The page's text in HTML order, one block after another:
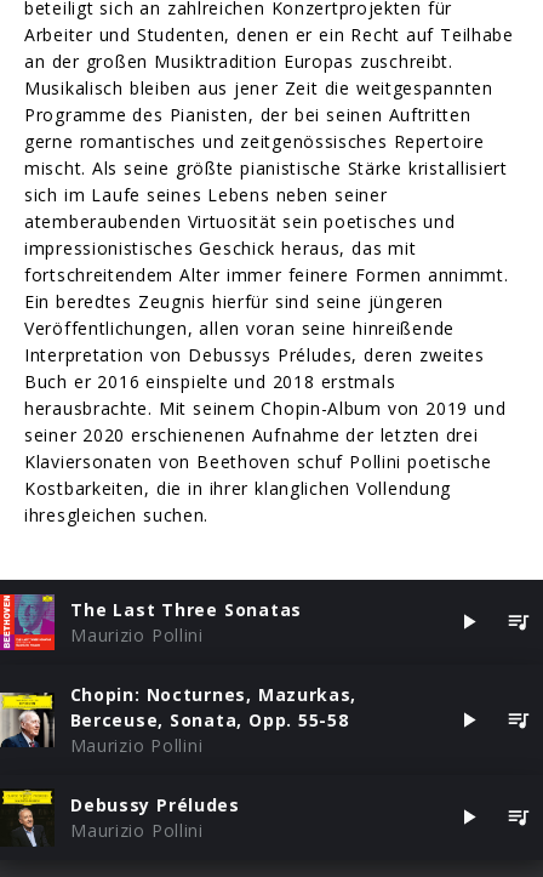
beteiligt sich an zahlreichen Konzertprojekten für
Arbeiter und Studenten, denen er ein Recht auf Teilhabe
an der großen Musiktradition Europas zuschreibt.
Musikalisch bleiben aus jener Zeit die weitgespannten
Programme des Pianisten, der bei seinen Auftritten
gerne romantisches und zeitgenössisches Repertoire
mischt. Als seine größte pianistische Stärke kristallisiert
sich im Laufe seines Lebens neben seiner
atemberaubenden Virtuosität sein poetisches und
impressionistisches Geschick heraus, das mit
fortschreitendem Alter immer feinere Formen annimmt.
Ein beredtes Zeugnis hierfür sind seine jüngeren
Veröffentlichungen, allen voran seine hinreißende
Interpretation von Debussys Préludes, deren zweites
Buch er 2016 einspielte und 2018 erstmals
herausbrachte. Mit seinem Chopin-Album von 2019 und
seiner 2020 erschienenen Aufnahme der letzten drei
Klaviersonaten von Beethoven schuf Pollini poetische
Kostbarkeiten, die in ihrer klanglichen Vollendung
ihresgleichen suchen.
The Last Three Sonatas
Maurizio Pollini
Chopin: Nocturnes, Mazurkas,
Berceuse, Sonata, Opp. 55-58
Maurizio Pollini
Debussy Préludes
Maurizio Pollini